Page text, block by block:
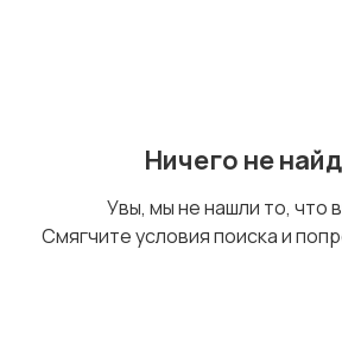
Ничего не
Увы, мы не нашли то, что
Смягчите условия поиска и